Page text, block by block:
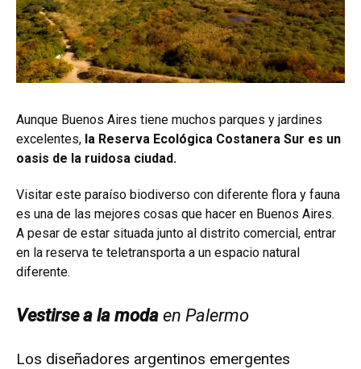
Aunque Buenos Aires tiene muchos parques y jardines
excelentes, la Reserva Ecológica Costanera Sur es un
oasis de la ruidosa ciudad.
Visitar este paraíso biodiverso con diferente flora y fauna
es una de las mejores cosas que hacer en Buenos Aires.
A pesar de estar situada junto al distrito comercial, entrar
en la reserva te teletransporta a un espacio natural
diferente.
Vestirse a la moda en Palermo
Los diseñadores argentinos emergentes